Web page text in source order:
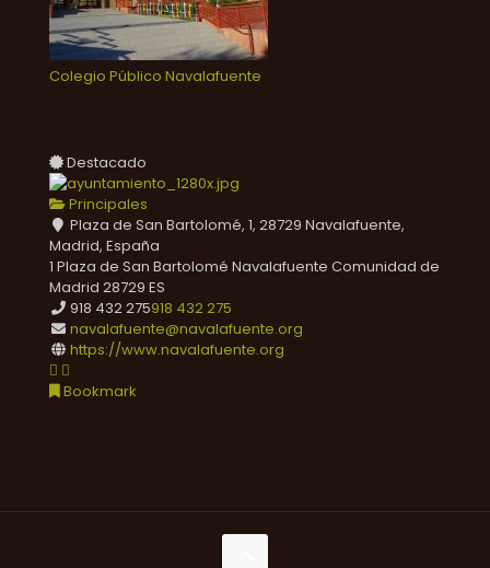
Colegio Público Navalafuente
Destacado
Principales
Plaza de San Bartolomé, 1, 28729 Navalafuente,
Madrid, España
1 Plaza de San Bartolomé Navalafuente Comunidad de
Madrid 28729 ES
918 432 275918 432 275
navalafuente@navalafuente.org
https://www.navalafuente.org
Bookmark